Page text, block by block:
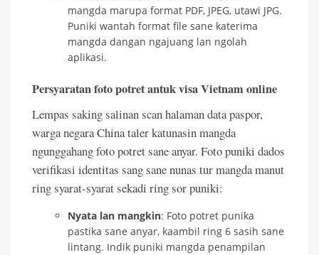
mangda marupa format PDF, JPEG, utawi JPG.
Puniki wantah format file sane katerima
mangda dangan ngajuang lan ngolah
aplikasi.
Persyaratan foto potret antuk visa Vietnam online
Lempas saking salinan scan halaman data paspor,
warga negara China taler katunasin mangda
ngunggahang foto potret sane anyar. Foto puniki dados
verifikasi identitas sang sane nunas tur mangda manut
ring syarat-syarat sekadi ring sor puniki:
Nyata lan mangkin: Foto potret punika
pastika sane anyar, kaambil ring 6 sasih sane
lintang. Indik puniki mangda penampilan